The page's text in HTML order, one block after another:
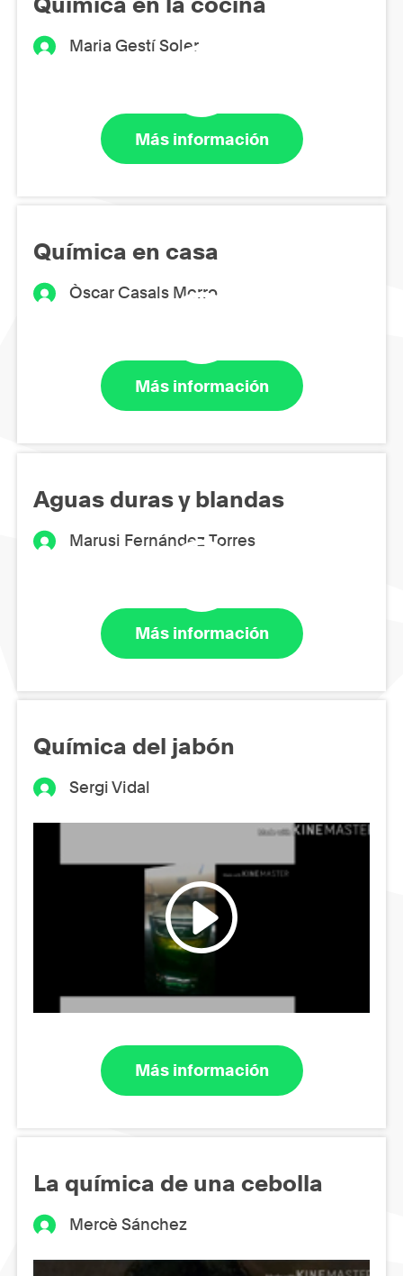
Maria Gestí Soler
Más información
Química en casa
Òscar Casals Morro
Más información
Aguas duras y blandas
Marusi Fernández Torres
Más información
Química del jabón
Sergi Vidal
Más información
La química de una cebolla
Mercè Sánchez